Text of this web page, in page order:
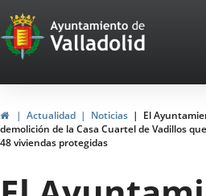
Portal
Web
del
Ayuntamiento
de
Valladolid
InicioActualidad Noticias
El
demolición de la Casa Cuartel de Vadillos
48 viviendas protegidas